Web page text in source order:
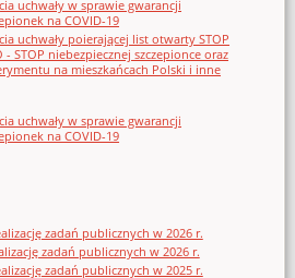
uchwały w sprawie gwarancji
na COVID-19
uchwały poierającej list otwarty STOP
STOP niebezpiecznej szczepionce oraz
na mieszkańcach Polski i inne
uchwały w sprawie gwarancji
na COVID-19
zadań publicznych w 2026 r.
zadań publicznych w 2026 r.
zadań publicznych w 2025 r.